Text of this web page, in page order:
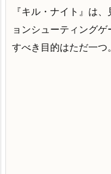
『キル・ナイト』は
ョンシューティング
すべき目的はただ一つ